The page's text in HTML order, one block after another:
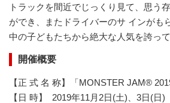
トラックを間近でじっくり見て、思う
ができ、またドライバーのサ インがも
中の子どもたちから絶大な人気を誇って
開催概要
【正 式 名 称】「MONSTER JAM®
【日 時】 2019年11月2日(土)、3日(日)